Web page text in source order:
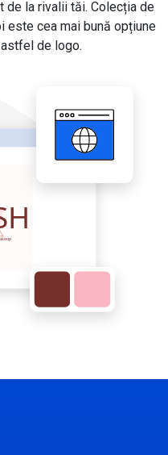
de la rivalii tăi. Colecția de
este cea mai bună opțiune
de logo.